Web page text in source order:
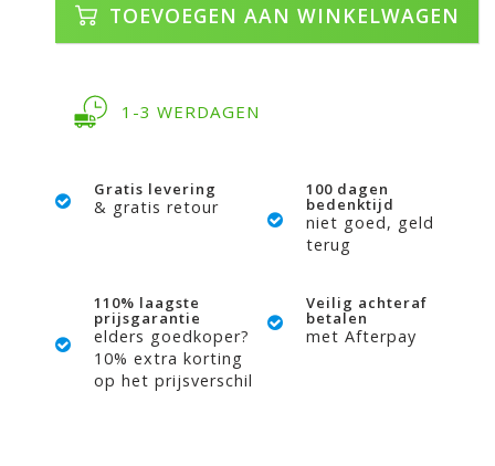
TOEVOEGEN AAN WINKELWAGEN
1-3 WERDAGEN
Gratis levering
& gratis retour
100 dagen
bedenktijd
niet goed, geld
terug
110% laagste
prijsgarantie
elders goedkoper?
10% extra korting
op het prijsverschil
Veilig achteraf
betalen
met Afterpay